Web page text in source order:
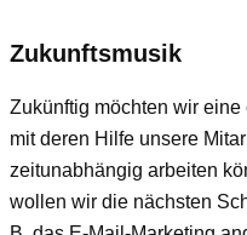
Zukunftsmusik
Zukünftig möchten wir
mit deren Hilfe unsere
zeitunabhängig arbeiten
wollen wir die nächsten